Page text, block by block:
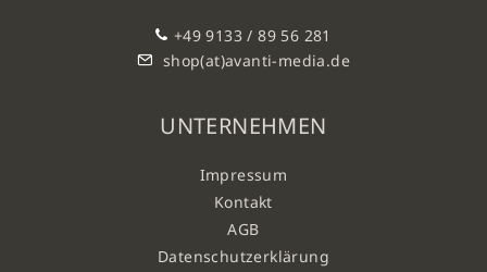
+49 9133 / 89 56 281
shop(at)avanti-media.de
UNTERNEHMEN
Impressum
Kontakt
AGB
Datenschutzerklärung